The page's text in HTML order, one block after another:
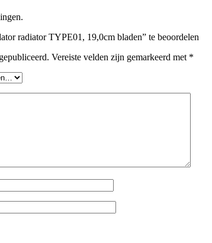
radiator TYPE01, 19,0cm bladen” te beoordelen
Vereiste velden zijn gemarkeerd met *